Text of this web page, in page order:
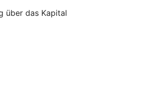
über das Kapital